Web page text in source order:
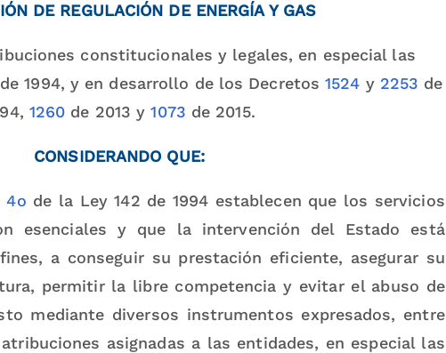
DE REGULACIÓN DE ENERGÍA Y GAS
constitucionales y legales, en especial las
de 1994, y en desarrollo de los Decretos1524 y 2253 de
1260 de 2013 y1073 de 2015.
CONSIDERANDO QUE:
4o de la Ley 142 de 1994 establecen que los servicios
esenciales y que la intervención del Estado está
a conseguir su prestación eficiente, asegurar su
permitir la libre competencia y evitar el abuso de
mediante diversos instrumentos expresados, entre
asignadas a las entidades, en especial las